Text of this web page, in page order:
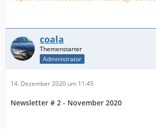
coala
Administrator
14. Dezember 2020 um 11:45
Newsletter # 2 - November 2020